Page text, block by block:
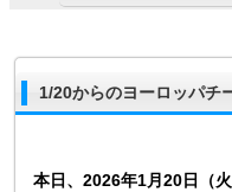
1/20からのヨーロッパチ
本日、2026年1月20日（